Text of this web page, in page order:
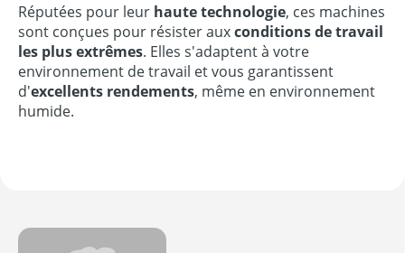
Réputées pour leur haute technologie, ces machines
sont conçues pour résister auxconditions de travail
les plus extrêmes. Elles s'adaptent à votre
environnement de travail et vous garantissent
d'excellents rendements, même en environnement
humide.